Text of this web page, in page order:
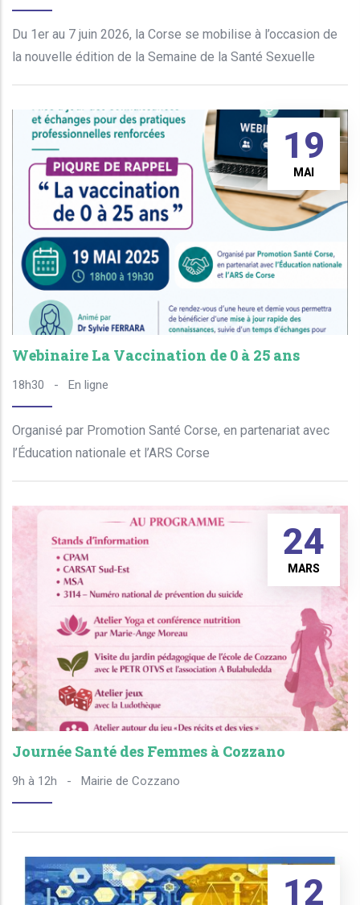
Du 1er au 7 juin 2026, la Corse se mobilise à l’occasion de
la nouvelle édition de la Semaine de la Santé Sexuelle
19
MAI
Webinaire La Vaccination de 0 à 25 ans
18h30 - En ligne
Organisé par Promotion Santé Corse, en partenariat avec
l’Éducation nationale et l’ARS Corse
24
MARS
Journée Santé des Femmes à Cozzano
9h à 12h - Mairie de Cozzano
12